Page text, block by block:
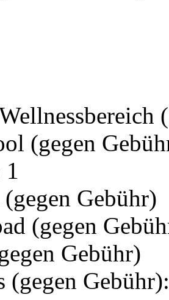
(gegen
Gebühr)
(gegen
Gebühr)
(gegen